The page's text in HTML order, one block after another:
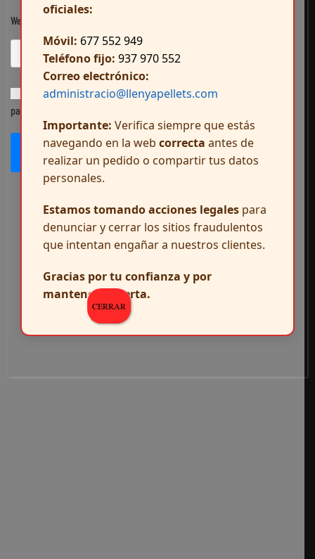
Web
Guarda mi nombre, correo electrónico y web en este navegador
para la próxima vez que comente.
Publicar el comentario
oficiales:
Móvil: 677 552 949
Teléfono fijo: 937 970 552
Correo electrónico:
administracio@llenyapellets.com
Importante: Verifica siempre que estás
navegando en la webcorrecta antes de
realizar un pedido o compartir tus datos
personales.
Estamos tomando acciones legales para
denunciar y cerrar los sitios fraudulentos
que intentan engañar a nuestros clientes.
Gracias por tu confianza y por
mantenerte alerta.
CERRAR